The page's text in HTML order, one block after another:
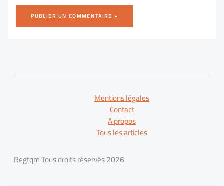
Mentions légales
Contact
A propos
Tous les articles
Regtqm Tous droits réservés 2026